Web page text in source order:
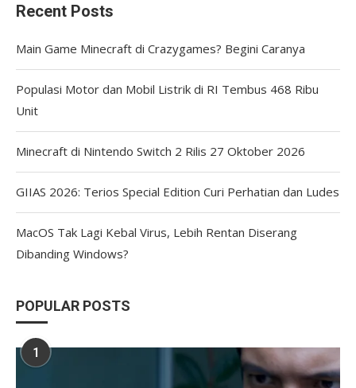
Recent Posts
Main Game Minecraft di Crazygames? Begini Caranya
Populasi Motor dan Mobil Listrik di RI Tembus 468 Ribu
Unit
Minecraft di Nintendo Switch 2 Rilis 27 Oktober 2026
GIIAS 2026: Terios Special Edition Curi Perhatian dan Ludes
MacOS Tak Lagi Kebal Virus, Lebih Rentan Diserang
Dibanding Windows?
POPULAR POSTS
1